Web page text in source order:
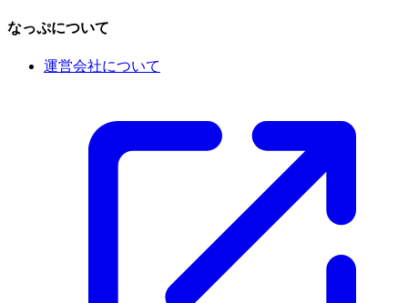
なっぷについて
運営会社について